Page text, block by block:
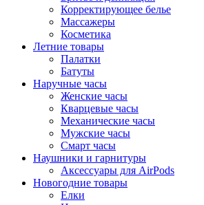
Корректирующее белье
Массажеры
Косметика
Летние товары
Палатки
Батуты
Наручные часы
Женские часы
Кварцевые часы
Механические часы
Мужские часы
Смарт часы
Наушники и гарнитуры
Аксессуары для AirPods
Новогодние товары
Елки